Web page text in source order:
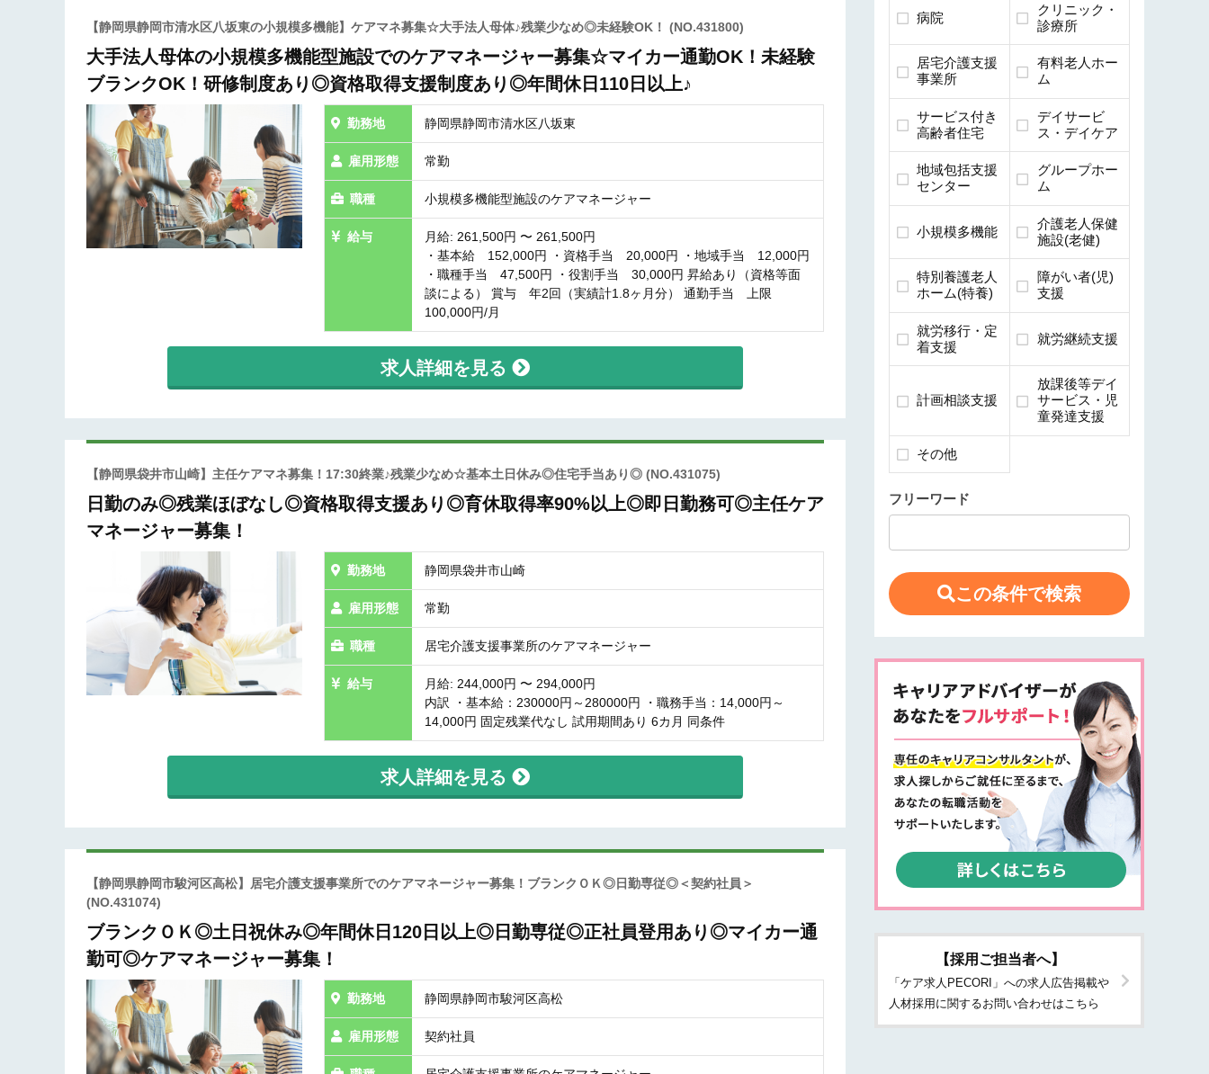
【静岡県静岡市清水区八坂東の小規模多機能】ケアマネ募集☆大手法人母体♪残業少なめ◎未経験OK！ (NO.431800)
大手法人母体の小規模多機能型施設でのケアマネージャー募集☆マイカー通勤OK！未経験
ブランクOK！研修制度あり◎資格取得支援制度あり◎年間休日110日以上♪
勤務地 静岡県静岡市清水区八坂東
雇用形態 常勤
職種 小規模多機能型施設のケアマネージャー
給与
月給: 261,500円 〜 261,500円
・基本給 152,000円 ・資格手当 20,000円 ・地域手当 12,000円
・職種手当 47,500円 ・役割手当 30,000円 昇給あり（資格等面
談による） 賞与 年2回（実績計1.8ヶ月分） 通勤手当 上限
100,000円/月
求人詳細を見る
【静岡県袋井市山崎】主任ケアマネ募集！17:30終業♪残業少なめ☆基本土日休み◎住宅手当あり◎ (NO.431075)
日勤のみ◎残業ほぼなし◎資格取得支援あり◎育休取得率90%以上◎即日勤務可◎主任ケア
マネージャー募集！
勤務地 静岡県袋井市山崎
雇用形態 常勤
職種 居宅介護支援事業所のケアマネージャー
給与
月給: 244,000円 〜 294,000円
内訳 ・基本給：230000円～280000円 ・職務手当：14,000円～
14,000円 固定残業代なし 試用期間あり 6カ月 同条件
求人詳細を見る
【静岡県静岡市駿河区高松】居宅介護支援事業所でのケアマネージャー募集！ブランクＯＫ◎日勤専従◎＜契約社員＞
(NO.431074)
ブランクＯＫ◎土日祝休み◎年間休日120日以上◎日勤専従◎正社員登用あり◎マイカー通
勤可◎ケアマネージャー募集！
勤務地 静岡県静岡市駿河区高松
雇用形態 契約社員
病院
クリニック・
診療所
居宅介護支援
事業所
有料老人ホー
ム
サービス付き
高齢者住宅
デイサービ
ス・デイケア
地域包括支援
センター
グループホー
ム
小規模多機能
介護老人保健
施設(老健)
特別養護老人
ホーム(特養)
障がい者(児)
支援
就労移行・定
着支援
就労継続支援
計画相談支援
放課後等デイ
サービス・児
童発達支援
その他
フリーワード
この条件で検索
【採用ご担当者へ】
「ケア求人PECORI」への求人広告掲載や
人材採用に関するお問い合わせはこちら